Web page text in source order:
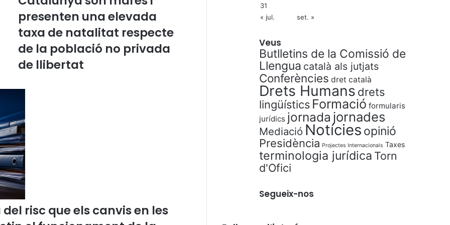
7
8
%
e
d
o
n
e
s
e
m
p
e
presenten una elevada
taxa de natalitat respecte
de la població no privada
de llibertat
risc que els canvis en les
31
« jul.
set. »
Veus
Butlletins de la Comissió de
Llengua català als jutjats
Conferències dret català
Drets Humans drets
lingüístics Formació formularis
jurídics jornada jornades
Mediació Notícies opinió
Presidència Projectes Internacionals Taxes
terminologia jurídica Torn
d'Ofici
Segueix-nos